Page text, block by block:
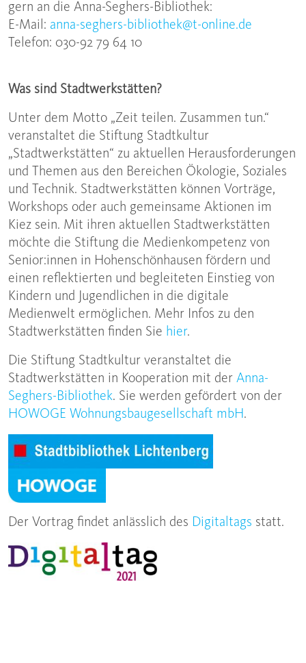
gern an die Anna-Seghers-Bibliothek:
E-Mail: anna-seghers-bibliothek@t-online.de
Telefon: 030-92 79 64 10
Was sind Stadtwerkstätten?
Unter dem Motto „Zeit teilen. Zusammen tun.“
veranstaltet die Stiftung Stadtkultur
„Stadtwerkstätten“ zu aktuellen Herausforderungen
und Themen aus den Bereichen Ökologie, Soziales
und Technik. Stadtwerkstätten können Vorträge,
Workshops oder auch gemeinsame Aktionen im
Kiez sein. Mit ihren aktuellen Stadtwerkstätten
möchte die Stiftung die Medienkompetenz von
Senior:innen in Hohenschönhausen fördern und
einen reflektierten und begleiteten Einstieg von
Kindern und Jugendlichen in die digitale
Medienwelt ermöglichen. Mehr Infos zu den
Stadtwerkstätten finden Sie hier.
Die Stiftung Stadtkultur veranstaltet die
Stadtwerkstätten in Kooperation mit der Anna-
Seghers-Bibliothek. Sie werden gefördert von der
HOWOGE Wohnungsbaugesellschaft mbH.
Der Vortrag findet anlässlich des Digitaltags statt.